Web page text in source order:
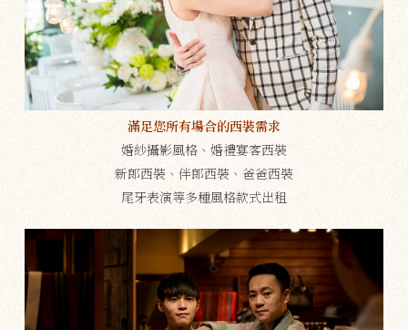
滿足您所有場合的西裝需求
婚紗攝影風格、婚禮宴客西裝
新郎西裝、伴郎西裝、爸爸西裝
尾牙表演等多種風格款式出租